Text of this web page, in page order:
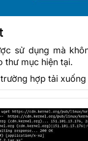
sử dụng mà
thư mục hiện tại.
hợp tải